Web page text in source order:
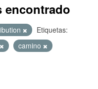
encontrado
Etiquetas:
camino